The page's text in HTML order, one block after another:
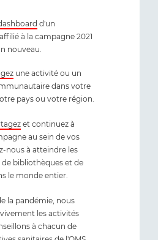
d'un
à la campagne 2021
nouveau.
une activité ou un
dans votre
pays ou votre région.
et continuez à
au sein de vos
nous à atteindre les
bibliothèques et de
le monde entier.
la pandémie, nous
les activités
à chacun de